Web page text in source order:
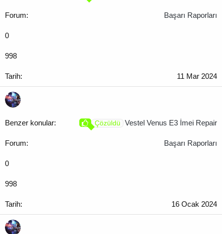
Başarı Raporları
0
998
11 Mar 2024
Çözüldü Vestel Venus E3 İmei Repair
Başarı Raporları
0
998
16 Ocak 2024